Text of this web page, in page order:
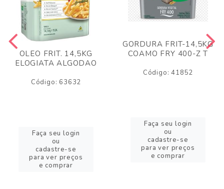
OLEO FRIT. 14,5KG
ELOGIATA ALGODAO
Código: 63632
Faça seu login
ou
cadastre-se
para ver preços
e comprar
GORDURA FRIT-14,5KG
COAMO FRY 400-Z T
Código: 41852
Faça seu login
ou
cadastre-se
para ver preços
e comprar